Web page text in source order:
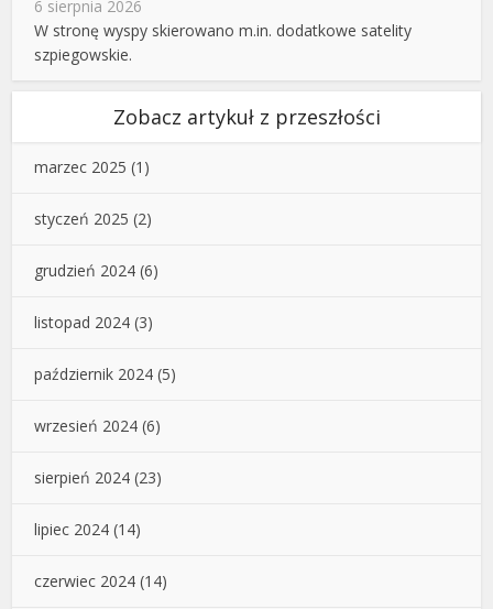
6 sierpnia 2026
W stronę wyspy skierowano m.in. dodatkowe satelity
szpiegowskie.
Zobacz artykuł z przeszłości
marzec 2025 (1)
styczeń 2025 (2)
grudzień 2024 (6)
listopad 2024 (3)
październik 2024 (5)
wrzesień 2024 (6)
sierpień 2024 (23)
lipiec 2024 (14)
czerwiec 2024 (14)